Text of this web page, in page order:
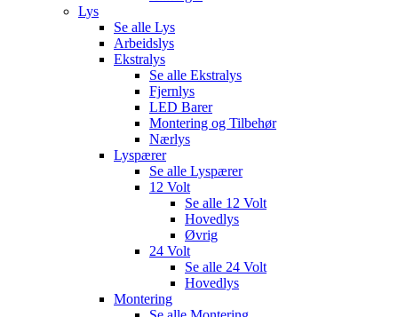
Lys
Se alle Lys
Arbeidslys
Ekstralys
Se alle Ekstralys
Fjernlys
LED Barer
Montering og Tilbehør
Nærlys
Lyspærer
Se alle Lyspærer
12 Volt
Se alle 12 Volt
Hovedlys
Øvrig
24 Volt
Se alle 24 Volt
Hovedlys
Montering